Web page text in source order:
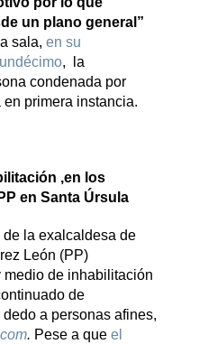
un plano general”
sala, en su
, la
condenada por
primera instancia.
,en los
en Santa Úrsula
la exalcaldesa de
León (PP)
de inhabilitación
de
a personas afines,
. Pese a que el